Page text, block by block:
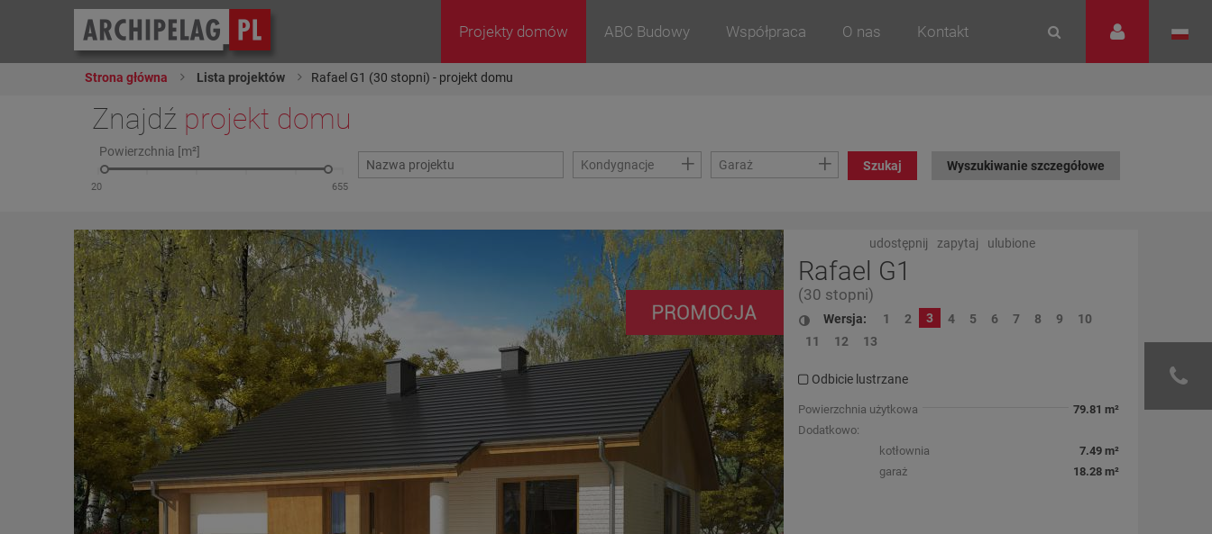
Projekty domów ABC Budowy Współpraca O nas Kontakt
Strona główna Lista projektów Rafael G1 (30 stopni) - projekt domu
Znajdź projekt domu
Powierzchnia [m²]
Kondygnacje
+ Garaż + Szukaj Wyszukiwanie szczegółowe
udostępnij zapytaj ulubione
Rafael G1
(30 stopni)
Wersja: 1 2 3 4 5 6 7 8 9
10
11
12 13
Odbicie lustrzane
Powierzchnia użytkowa
79.81 m²
Dodatkowo:
kotłownia
7.49 m²
garaż
18.28 m²